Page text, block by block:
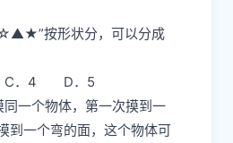
按形状分，可以分成
．4 D．5
一个物体，第一次摸到一
到一个弯的面，这个物体可